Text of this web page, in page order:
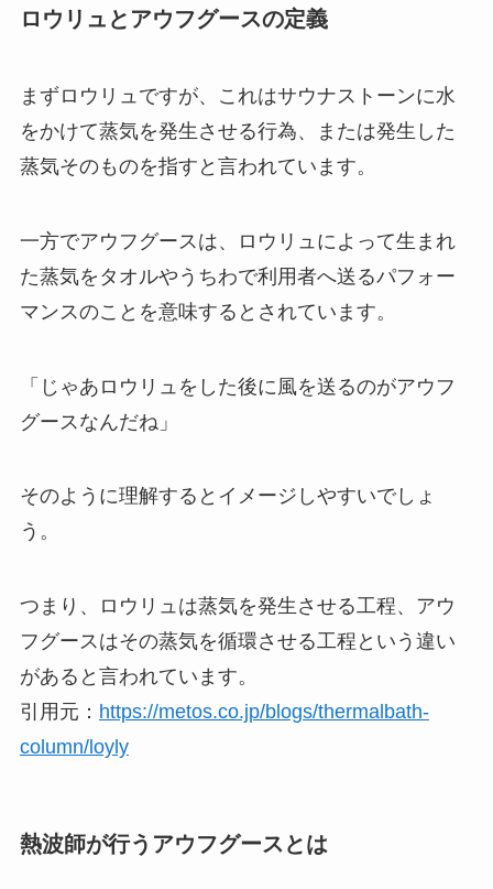
ロウリュとアウフグースの定義
まずロウリュですが、これはサウナストーンに水
をかけて蒸気を発生させる行為、または発生した
蒸気そのものを指すと言われています。
一方でアウフグースは、ロウリュによって生まれ
た蒸気をタオルやうちわで利用者へ送るパフォー
マンスのことを意味するとされています。
「じゃあロウリュをした後に風を送るのがアウフ
グースなんだね」
そのように理解するとイメージしやすいでしょ
う。
つまり、ロウリュは蒸気を発生させる工程、アウ
フグースはその蒸気を循環させる工程という違い
があると言われています。
引用元： https://metos.co.jp/blogs/thermalbath-
column/loyly
熱波師が行うアウフグースとは